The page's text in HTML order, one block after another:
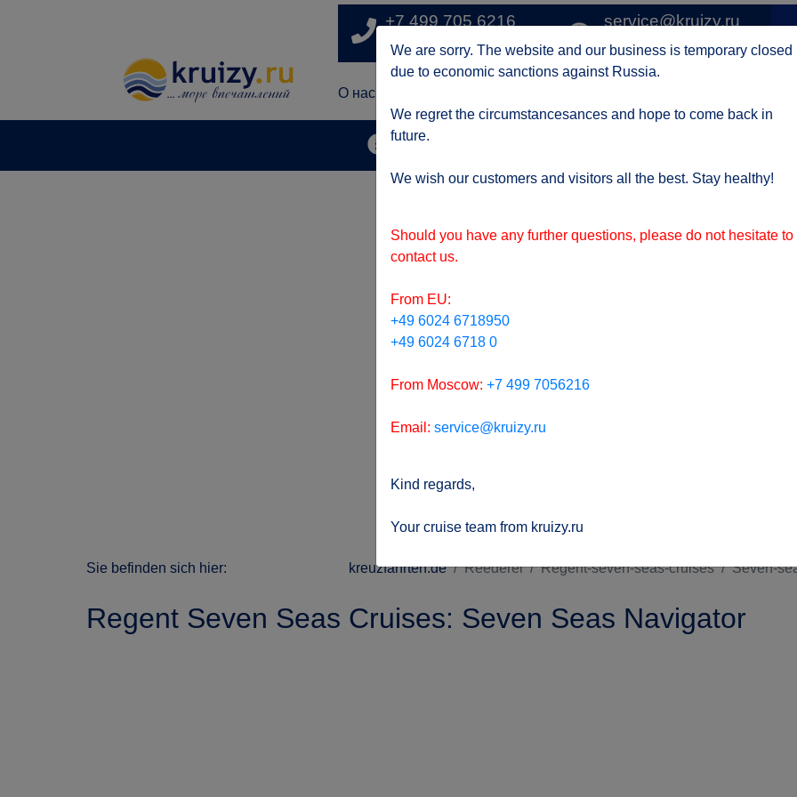
+7 499 705 6216
по Москве
service@kruizy.ru
Отправить запрос
1
О нас
Актуальная информация о короне вирусе
Sie befinden sich hier: kreuzfahrten.de Reederei Regent-seven-seas-cruises Seven-
Regent Seven Seas Cruises: Seven Seas Navigator
We are sorry. The website and our business is temporary closed
due to economic sanctions against Russia.
We regret the circumstancesances and hope to come back in
future.
We wish our customers and visitors all the best. Stay healthy!
Should you have any further questions, please do not hesitate to
contact us.
From EU:
+49 6024 6718950
+49 6024 6718 0
From Moscow: +7 499 7056216
Email: service@kruizy.ru
Kind regards,
Your cruise team from kruizy.ru